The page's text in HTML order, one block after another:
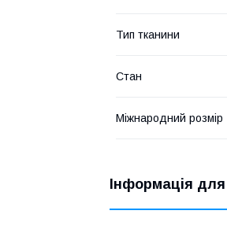
Тип тканини
Стан
Міжнародний розмір
Інформація